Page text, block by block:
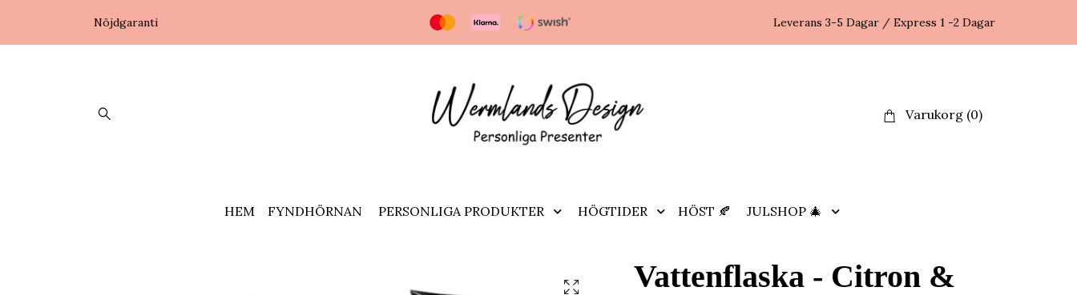
Nöjdgaranti Leverans 3-5 Dagar / Express 1 -2 Dagar
Varukorg (0)
HEM FYNDHÖRNAN PERSONLIGA PRODUKTER HÖGTIDER HÖST 🍂 JULSHOP 🎄
Vattenflaska - Citron &